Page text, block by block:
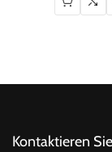
Kontaktieren